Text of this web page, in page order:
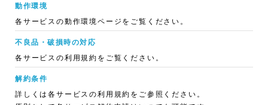
動作環境
各サービスの動作環境ページをご覧ください。
不良品・破損時の対応
各サービスの利用規約をご覧ください。
解約条件
詳しくは各サービスの利用規約をご参照ください。